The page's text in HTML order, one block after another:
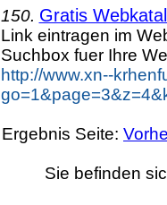
150. Gratis
Link eintragen im
Suchbox fuer Ihre
http://www.xn--
Ergebnis Seite:
Sie befinden